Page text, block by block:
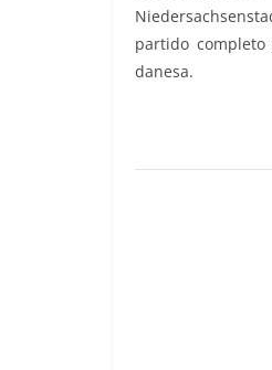
partido
danesa.